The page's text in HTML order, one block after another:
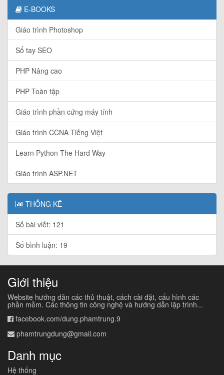
E-BOOKS
Giáo trình Photoshop
Sổ tay SEO
PHP Nâng cao
PHP Toàn tập
Giáo trình phần cứng máy tính
Giáo trình CCNA Tiếng Việt
Learn Python The Hard Way
Giáo trình ASP.NET
THỐNG KÊ
Số bài viết: 121
Số bình luận: 19
Giới thiệu
Website hướng dẫn các thủ thuật, cách cài đặt, cấu hình các
phần mềm. Các thông tin công nghệ và hướng dẫn lập trình...
facebook.com/dung.phamtrung.9
phamtrungdung@gmail.com
Danh mục
Hệ thống